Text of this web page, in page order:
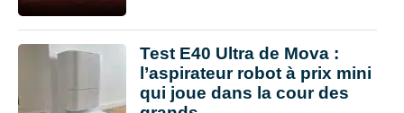
Test E40 Ultra de Mova :
l’aspirateur robot à prix mini
qui joue dans la cour des